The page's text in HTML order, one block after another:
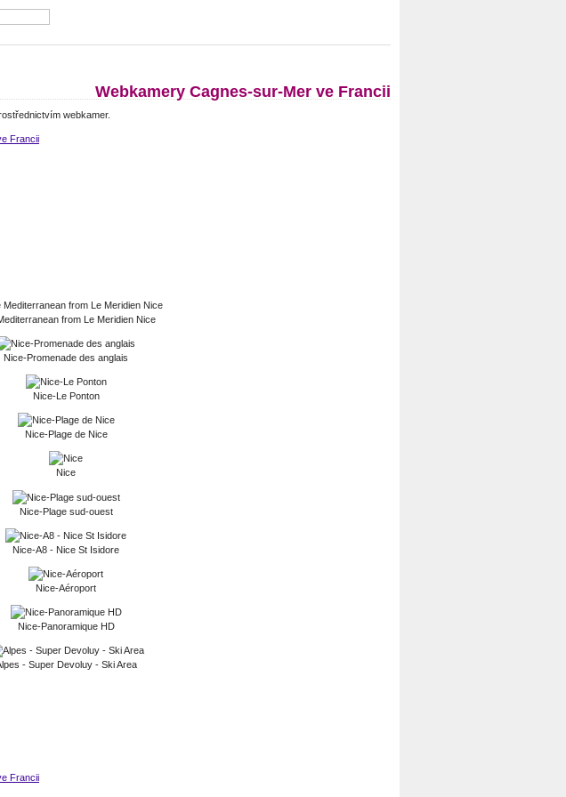
Webkamery Cagnes-sur-Mer ve Francii
webkamer.
Francii
from Le Meridien Nice
Nice-Promenade des anglais
Nice-Le Ponton
Nice-Plage de Nice
Nice
Nice-Plage sud-ouest
Nice-A8 - Nice St Isidore
Nice-Aéroport
Nice-Panoramique HD
- Super Devoluy - Ski Area
Francii